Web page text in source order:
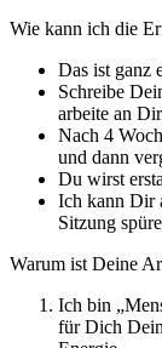
Wie kann ich die
Das ist ganz
Schreibe
arbeite an
Nach 4
und dann
Du wirst
Ich kann Dir
Sitzung
Warum ist Deine
Ich bin
für Dich